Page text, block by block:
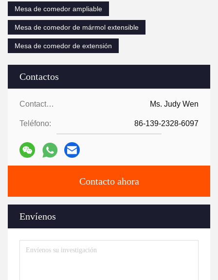
Contactos
Contactos: Ms. Judy Wen
Teléfono: 86-139-2328-6097
Contacto ahora
Envíenos
Mesa de comedor ampliable
Mesa de comedor de mármol extensible
Mesa de comedor de extensión